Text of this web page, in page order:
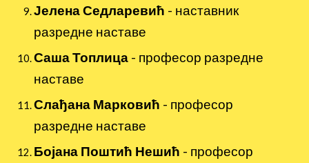
Јелена Седларевић - наставник
разредне наставе
Саша Топлица - професор разредне
наставе
Слађана Марковић - професор
разредне наставе
Бојана Поштић Нешић - професор